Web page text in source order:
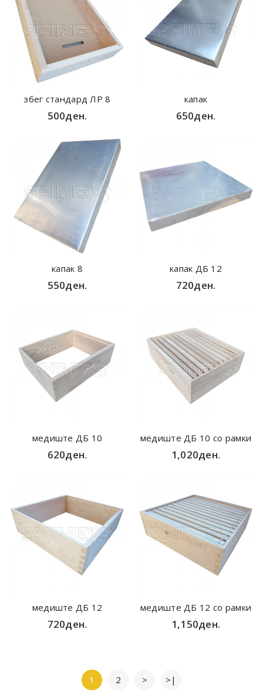
збег стандард ЛР 8
500ден.
капак
650ден.
капак 8
550ден.
капак ДБ 12
720ден.
медиште ДБ 10
620ден.
медиште ДБ 10 со рамки
1,020ден.
медиште ДБ 12
720ден.
медиште ДБ 12 со рамки
1,150ден.
1 2 > >|